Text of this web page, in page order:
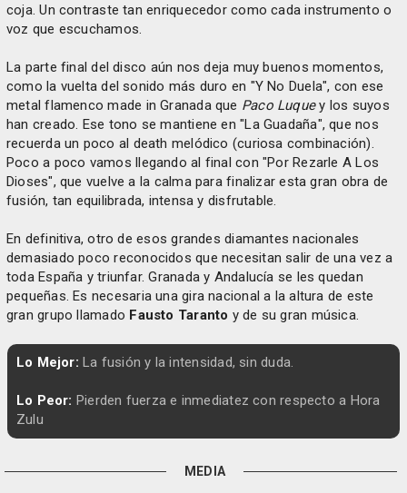
coja. Un contraste tan enriquecedor como cada instrumento o
voz que escuchamos.
La parte final del disco aún nos deja muy buenos momentos,
como la vuelta del sonido más duro en "Y No Duela", con ese
metal flamenco made in Granada que Paco Luquey los suyos
han creado. Ese tono se mantiene en "La Guadaña", que nos
recuerda un poco al death melódico (curiosa combinación).
Poco a poco vamos llegando al final con "Por Rezarle A Los
Dioses", que vuelve a la calma para finalizar esta gran obra de
fusión, tan equilibrada, intensa y disfrutable.
En definitiva, otro de esos grandes diamantes nacionales
demasiado poco reconocidos que necesitan salir de una vez a
toda España y triunfar. Granada y Andalucía se les quedan
pequeñas. Es necesaria una gira nacional a la altura de este
gran grupo llamado Fausto Taranto y de su gran música.
Lo Mejor: La fusión y la intensidad, sin duda.
Lo Peor: Pierden fuerza e inmediatez con respecto a Hora
Zulu
MEDIA